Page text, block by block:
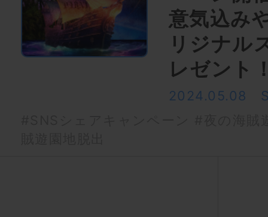
意気込み
リジナル
レゼント
2024.05.08